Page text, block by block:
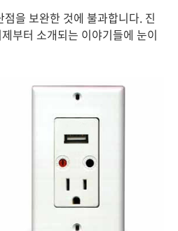
을 보완한 것에 불과합니다. 진
부터 소개되는 이야기들에 눈이